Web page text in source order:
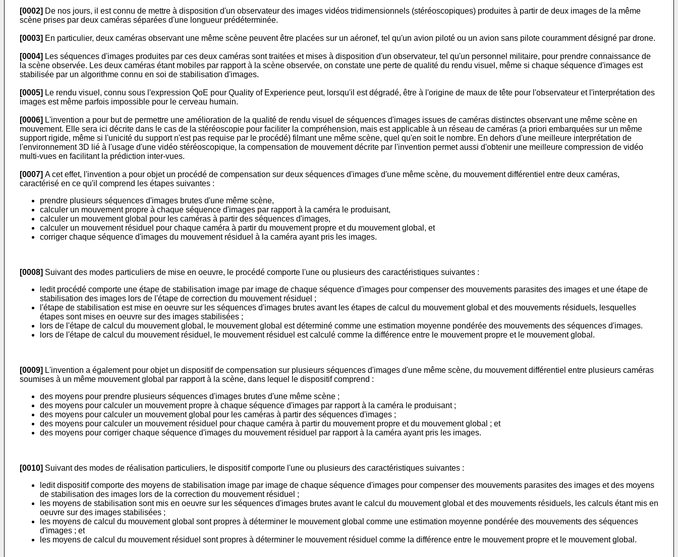
[0002] De nos jours, il est connu de mettre à disposition d'un observateur des images vidéos tridimensionnels (stéréoscopiques) produites à partir de deux images de la même
scène prises par deux caméras séparées d'une longueur prédéterminée.
[0003] En particulier, deux caméras observant une même scène peuvent être placées sur un aéronef, tel qu'un avion piloté ou un avion sans pilote couramment désigné par drone.
[0004] Les séquences d'images produites par ces deux caméras sont traitées et mises à disposition d'un observateur, tel qu'un personnel militaire, pour prendre connaissance de
la scène observée. Les deux caméras étant mobiles par rapport à la scène observée, on constate une perte de qualité du rendu visuel, même si chaque séquence d'images est
stabilisée par un algorithme connu en soi de stabilisation d'images.
[0005] Le rendu visuel, connu sous l'expression QoE pour Quality of Experience peut, lorsqu'il est dégradé, être à l'origine de maux de tête pour l'observateur et l'interprétation des
images est même parfois impossible pour le cerveau humain.
[0006] L'invention a pour but de permettre une amélioration de la qualité de rendu visuel de séquences d'images issues de caméras distinctes observant une même scène en
mouvement. Elle sera ici décrite dans le cas de la stéréoscopie pour faciliter la compréhension, mais est applicable à un réseau de caméras (a priori embarquées sur un même
support rigide, même si l'unicité du support n'est pas requise par le procédé) filmant une même scène, quel qu'en soit le nombre. En dehors d'une meilleure interprétation de
l'environnement 3D lié à l'usage d'une vidéo stéréoscopique, la compensation de mouvement décrite par l'invention permet aussi d'obtenir une meilleure compression de vidéo
multi-vues en facilitant la prédiction inter-vues.
[0007] A cet effet, l'invention a pour objet un procédé de compensation sur deux séquences d'images d'une même scène, du mouvement différentiel entre deux caméras,
caractérisé en ce qu'il comprend les étapes suivantes :
prendre plusieurs séquences d'images brutes d'une même scène,
calculer un mouvement propre à chaque séquence d'images par rapport à la caméra le produisant,
calculer un mouvement global pour les caméras à partir des séquences d'images,
calculer un mouvement résiduel pour chaque caméra à partir du mouvement propre et du mouvement global, et
corriger chaque séquence d'images du mouvement résiduel à la caméra ayant pris les images.
[0008] Suivant des modes particuliers de mise en oeuvre, le procédé comporte l'une ou plusieurs des caractéristiques suivantes :
ledit procédé comporte une étape de stabilisation image par image de chaque séquence d'images pour compenser des mouvements parasites des images et une étape de
stabilisation des images lors de l'étape de correction du mouvement résiduel ;
l'étape de stabilisation est mise en oeuvre sur les séquences d'images brutes avant les étapes de calcul du mouvement global et des mouvements résiduels, lesquelles
étapes sont mises en oeuvre sur des images stabilisées ;
lors de l'étape de calcul du mouvement global, le mouvement global est déterminé comme une estimation moyenne pondérée des mouvements des séquences d'images.
lors de l'étape de calcul du mouvement résiduel, le mouvement résiduel est calculé comme la différence entre le mouvement propre et le mouvement global.
[0009] L'invention a également pour objet un dispositif de compensation sur plusieurs séquences d'images d'une même scène, du mouvement différentiel entre plusieurs caméras
soumises à un même mouvement global par rapport à la scène, dans lequel le dispositif comprend :
des moyens pour prendre plusieurs séquences d'images brutes d'une même scène ;
des moyens pour calculer un mouvement propre à chaque séquence d'images par rapport à la caméra le produisant ;
des moyens pour calculer un mouvement global pour les caméras à partir des séquences d'images ;
des moyens pour calculer un mouvement résiduel pour chaque caméra à partir du mouvement propre et du mouvement global ; et
des moyens pour corriger chaque séquence d'images du mouvement résiduel par rapport à la caméra ayant pris les images.
[0010] Suivant des modes de réalisation particuliers, le dispositif comporte l'une ou plusieurs des caractéristiques suivantes :
ledit dispositif comporte des moyens de stabilisation image par image de chaque séquence d'images pour compenser des mouvements parasites des images et des moyens
de stabilisation des images lors de la correction du mouvement résiduel ;
les moyens de stabilisation sont mis en oeuvre sur les séquences d'images brutes avant le calcul du mouvement global et des mouvements résiduels, les calculs étant mis en
oeuvre sur des images stabilisées ;
les moyens de calcul du mouvement global sont propres à déterminer le mouvement global comme une estimation moyenne pondérée des mouvements des séquences
d'images ; et
les moyens de calcul du mouvement résiduel sont propres à déterminer le mouvement résiduel comme la différence entre le mouvement propre et le mouvement global.